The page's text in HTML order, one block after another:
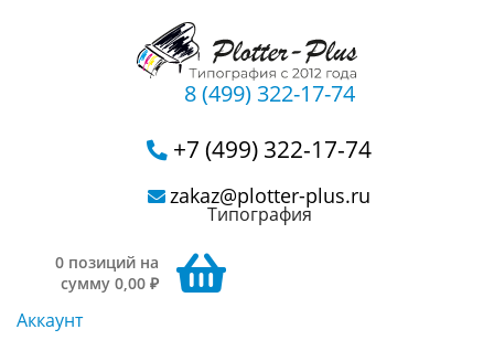
8 (499) 322-17-74
+7 (499) 322-17-74
zakaz@plotter-plus.ru
Типография
0 позиций на
сумму 0,00 ₽
Аккаунт